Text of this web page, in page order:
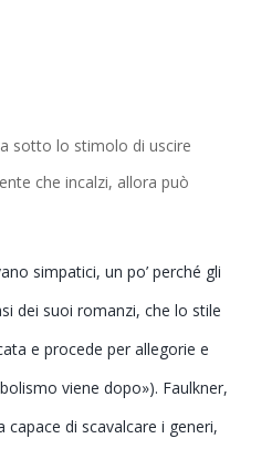
sotto lo stimolo di uscire
che incalzi, allora può
simpatici, un po’ perché gli
dei suoi romanzi, che lo stile
e procede per allegorie e
viene dopo»). Faulkner,
capace di scavalcare i generi,